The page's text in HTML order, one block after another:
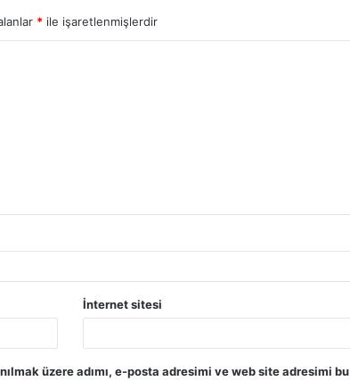
* ile işaretlenmişlerdir
İnternet sitesi
üzere adımı, e-posta adresimi ve web site adresimi bu